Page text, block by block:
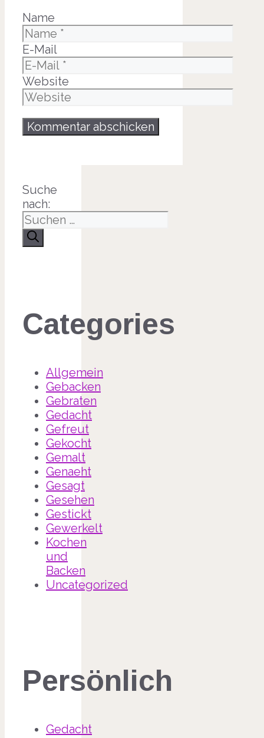
Name
E-Mail
Website
Suche
nach:
Categories
Allgemein
Gebacken
Gebraten
Gedacht
Gefreut
Gekocht
Gemalt
Genaeht
Gesagt
Gesehen
Gestickt
Gewerkelt
Kochen
und
Backen
Uncategorized
Persönlich
Gedacht